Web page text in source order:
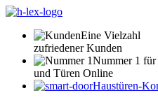
Eine Vielzahl
zufriedener Kunden
Nummer 1 für
und Türen Online
Haustüren-